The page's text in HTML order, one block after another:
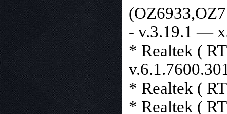
- v.3.19.1 —
* Realtek (
* Realtek (
* Realtek (